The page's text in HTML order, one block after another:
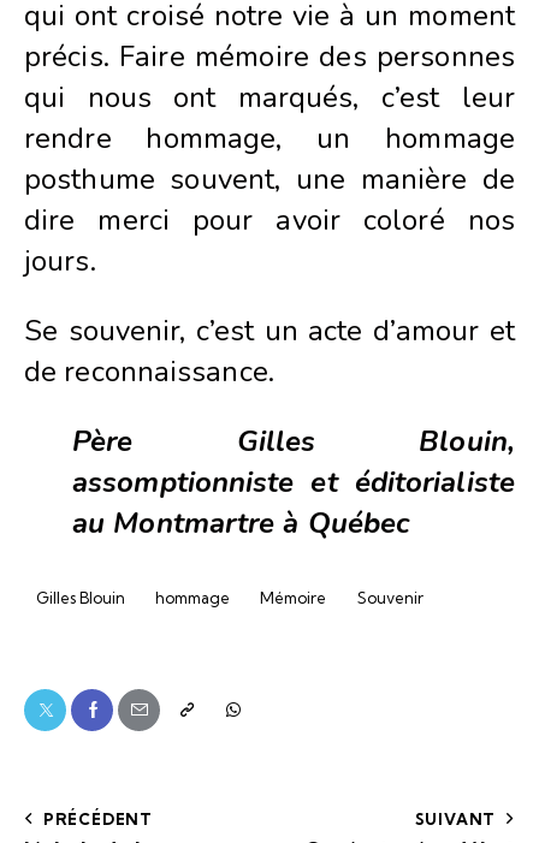
qui ont croisé notre vie à un moment
précis. Faire mémoire des personnes
qui nous ont marqués, c’est leur
rendre hommage, un hommage
posthume souvent, une manière de
dire merci pour avoir coloré nos
jours.
Se souvenir, c’est un acte d’amour et
de reconnaissance.
Père Gilles Blouin,
assomptionniste et éditorialiste
au Montmartre à Québec
Gilles Blouin hommage Mémoire Souvenir
PRÉCÉDENT SUIVANT